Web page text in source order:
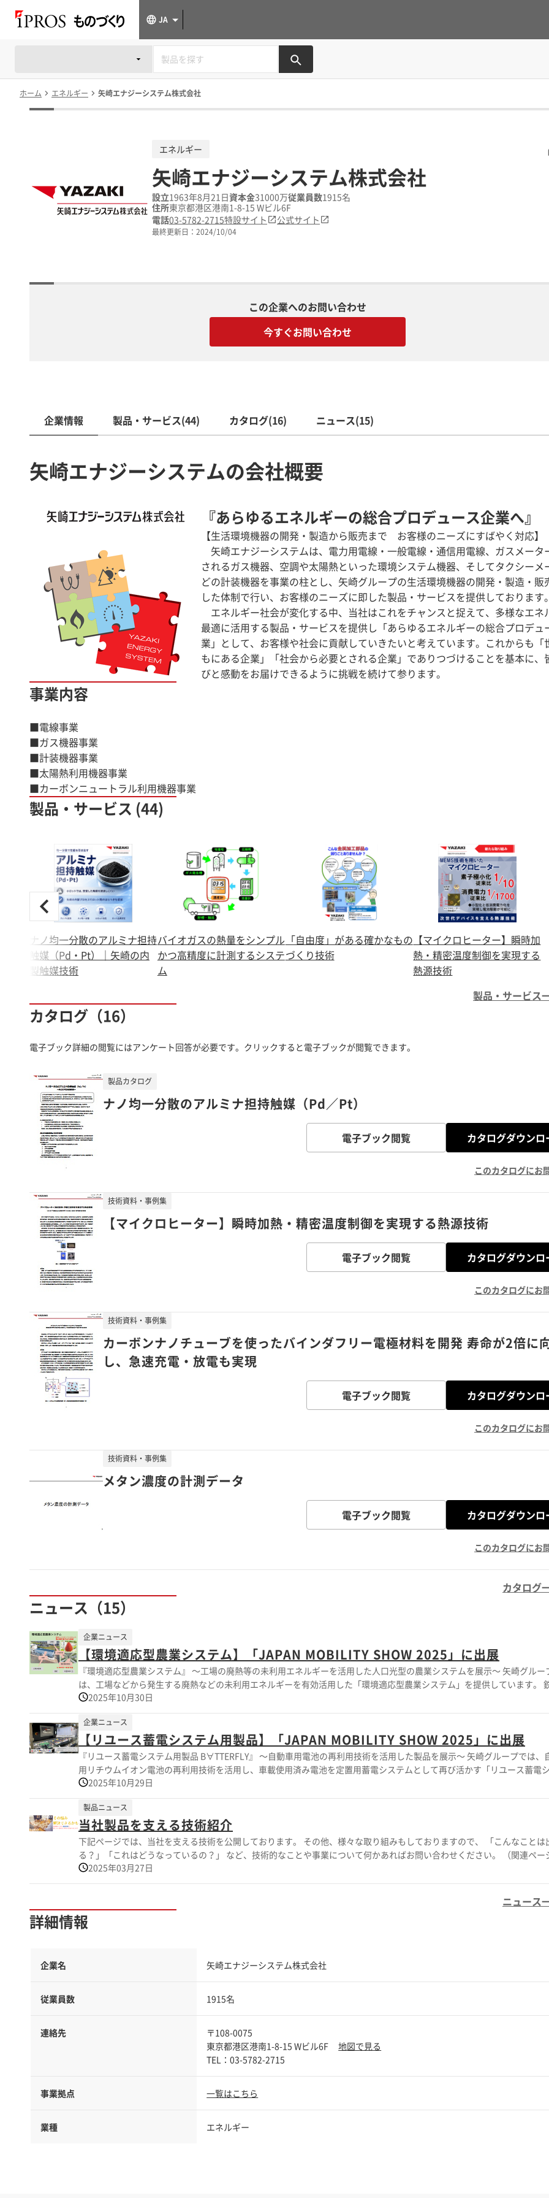
JA
ホーム エネルギー 矢崎エナジーシステム株式会社
エネルギー
矢崎エナジーシステム株式会社
設立1963年8月21日資本金31000万従業員数1915名
住所東京都港区港南1-8-15 Wビル6F
電話03-5782-2715特設サイト 公式サイト
最終更新日： 2024/10/04
この企業へのお問い合わせ
今すぐお問い合わせ
企業情報 製品・サービス(44) カタログ(16) ニュース(15)
矢崎エナジーシステムの会社概要
『あらゆるエネルギーの総合プロデュース企業へ』
【生活環境機器の開発・製造から販売まで お客様のニーズにすばやく対応】
矢崎エナジーシステムは、電力用電線・一般電線・通信用電線、ガスメータ
されるガス機器、空調や太陽熱といった環境システム機器、そしてタクシーメ
どの計装機器を事業の柱とし、矢崎グループの生活環境機器の開発・製造・販
した体制で行い、お客様のニーズに即した製品・サービスを提供しております
エネルギー社会が変化する中、当社はこれをチャンスと捉えて、多様なエネ
最適に活用する製品・サービスを提供し「あらゆるエネルギーの総合プロデュ
業」として、お客様や社会に貢献していきたいと考えています。これからも「
もにある企業」「社会から必要とされる企業」でありつづけることを基本に、
びと感動をお届けできるように挑戦を続けて参ります。
事業内容
■電線事業
■ガス機器事業
■計装機器事業
■太陽熱利用機器事業
■カーボンニュートラル利用機器事業
製品・サービス (44)
ナノ均一分散のアルミナ担持
触媒（Pd・Pt）｜矢崎の内
製触媒技術
バイオガスの熱量をシンプル
かつ高精度に計測するシステ
ム
「自由度」がある確かなもの
づくり技術
【マイクロヒーター】瞬時加
熱・精密温度制御を実現する
熱源技術
製品・サービス
カタログ（16）
電子ブック詳細の閲覧にはアンケート回答が必要です。クリックすると電子ブックが閲覧できます。
ナノ均一分散のアルミナ担持触媒（Pd／Pt）
製品カタログ
電子ブック閲覧 カタログダウンロ
このカタログにお
【マイクロヒーター】瞬時加熱・精密温度制御を実現する熱源技術
技術資料・事例集
電子ブック閲覧 カタログダウンロ
このカタログにお
カーボンナノチューブを使ったバインダフリー電極材料を開発 寿命が2倍に
し、急速充電・放電も実現
技術資料・事例集
電子ブック閲覧 カタログダウンロ
このカタログにお
メタン濃度の計測データ
技術資料・事例集
電子ブック閲覧 カタログダウンロ
このカタログにお
カタログ
ニュース（15）
【環境適応型農業システム】「JAPAN MOBILITY SHOW 2025」に出展
企業ニュース
『環境適応型農業システム』 ～工場の廃熱等の未利用エネルギーを活用した人口光型の農業システムを展示～ 矢崎グループで
は、工場などから発生する廃熱などの未利用エネルギーを有効活用した「環境適応型農業システム」を提供しています。
ウスと同等の簡易的な構造のまま、地下水熱、工場廃熱、太陽光など、さまざまな熱源を利用可能な空調システムや、湿
物を育てる栽培システム “Moisculture”など、最小限のエネルギーと水、および最小限の労働力で、安定した品質・量の
期待できる人工光型の農業システムです。 ◎工場・モビリティ産業由来のエネルギーを地域農業へ還元 ◎イニシャルコストを抑
え、インフラや資源が限られた場所でも安定した農業を実現（1/10の水で栽培可能） ◎従来の電池式ヒートポンプシステ
も、電力使用量76.3%削減を実証 「JAPAN MOBILITY SHOW 2025」 会場：東京ビッグサイト 会期：2025年10月30日（木）～
11月9日（日） YAZAKIグループの次世代エネルギーへの取り組みをご紹介します。 ご来場をお待ちしております。
2025年10月30日
【リユース蓄電システム用製品】「JAPAN MOBILITY SHOW 2025」に出展
企業ニュース
『リユース蓄電システム用製品 B∀TTERFLY』 ～自動車用電池の再利用技術を活用した製品を展示～ 矢崎グループでは、自動車
用リチウムイオン電池の再利用技術を活用し、車載使用済み電池を定置用蓄電システムとして再び活かす「リユース蓄電
ム」の実証試験を進めています。 独自の充放電制御技術により、劣化状態の異なる電池を組み合わせても安定したシステ
を確保します。 これにより再生可能エネルギーの活用やカーボンニュートラル社会の実現に貢献します。 ◎劣化状態の異なる電
池を混在利用しても電池の能力を最大限引き出し効率的に電力を供給 ◎大量発生が見込まれる車載使用済み電池の適正処
応 ◎ライフサイクルコスト削減と環境負荷低減を実現 「JAPAN MOBILITY SHOW 2025」 会場：東京ビッグサイト 会期：2025
年10月30日（木）～11月9日（日） YAZAKIグループの次世代エネルギーへの取り組みをご紹介します。 ご来場をお待ちしてお
ります。
2025年10月29日
当社製品を支える技術紹介
製品ニュース
下記ページでは、当社を支える技術を公開しております。 その他、様々な取り組みもしておりますので、 「こんなことは
る？」「これはどうなっているの？」 など、技術的なことや事業について何かあればお問い合わせください。 （関連ページ）
https://pr.mono.ipros.com/yazaki-energysystem/product/category/68094/
2025年03月27日
ニュース
詳細情報
企業名 矢崎エナジーシステム株式会社
従業員数 1915名
連絡先
〒108-0075
東京都港区港南1-8-15 Wビル6F
地図で見る
事業拠点 一覧はこちら
業種 エネルギー